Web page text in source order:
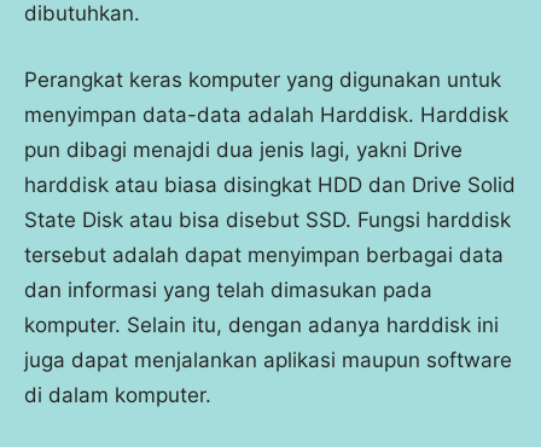
dibutuhkan.
Perangkat keras komputer yang digunakan untuk
menyimpan data-data adalah Harddisk. Harddisk
pun dibagi menajdi dua jenis lagi, yakni Drive
harddisk atau biasa disingkat HDD dan Drive Solid
State Disk atau bisa disebut SSD. Fungsi harddisk
tersebut adalah dapat menyimpan berbagai data
dan informasi yang telah dimasukan pada
komputer. Selain itu, dengan adanya harddisk ini
juga dapat menjalankan aplikasi maupun software
di dalam komputer.